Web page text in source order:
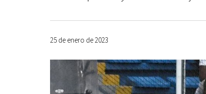
25 de enero de 2023